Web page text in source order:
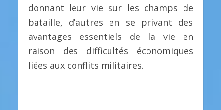
donnant leur vie sur les champs de
bataille, d’autres en se privant des
avantages essentiels de la vie en
raison des difficultés économiques
liées aux conflits militaires.